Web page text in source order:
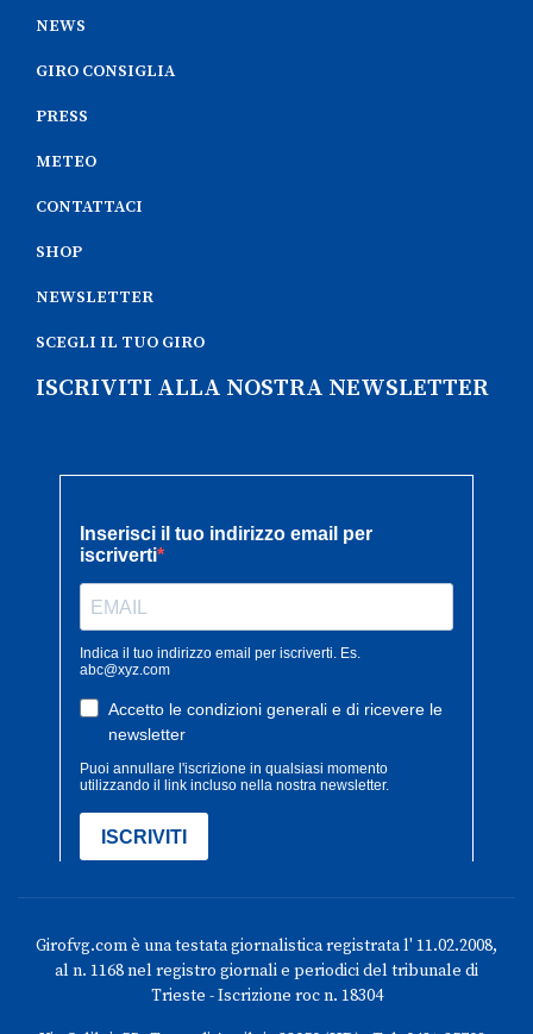
NEWS
GIRO CONSIGLIA
PRESS
METEO
CONTATTACI
SHOP
NEWSLETTER
SCEGLI IL TUO GIRO
ISCRIVITI ALLA NOSTRA NEWSLETTER
Girofvg.com è una testata giornalistica registrata l' 11.02.2008,
al n. 1168 nel registro giornali e periodici del tribunale di
Trieste - Iscrizione roc n. 18304